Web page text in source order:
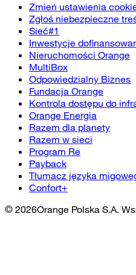
Zmień ustawienia
Zgłoś niebezpieczne
Sieć#1
Inwestycje
Nieruchomości Orange
MultiBox
Odpowiedzialny Biznes
Fundacja Orange
Kontrola dostępu do
Orange Energia
Razem dla planety
Razem w sieci
Program Re
Payback
Tłumacz języka
Confort+
© 2026Orange Polska S.A.